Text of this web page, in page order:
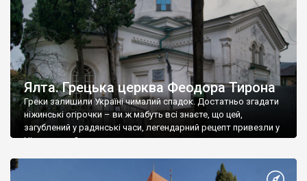
Ялта. Грецька церква Феодора Тирона
Греки залишили Україні чималий спадок. Достатньо згадати
ніжинські огірочки – ви ж мабуть всі знаєте, що цей,
загублений у радянські часи, легендарний рецепт привезли у
Ніжин греки?